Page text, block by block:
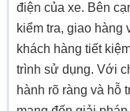
điện của xe. Bên
kiểm tra, giao hàng
khách hàng tiết
trình sử dụng. Với
hành rõ ràng và hỗ